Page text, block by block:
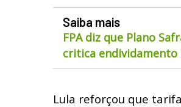
Saiba mais
FPA diz que Plano
critica
Lula reforçou que